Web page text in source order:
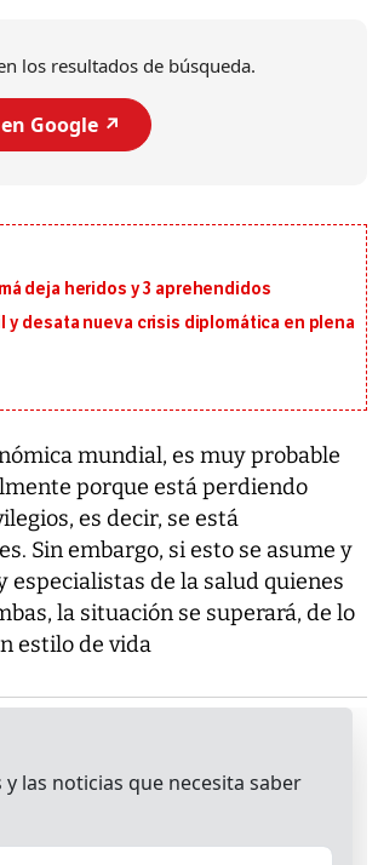
los resultados de búsqueda.
Google ↗️
deja heridos y 3 aprehendidos
y desata nueva crisis diplomática en plena
mundial, es muy probable
porque está perdiendo
es decir, se está
Sin embargo, si esto se asume y
especialistas de la salud quienes
la situación se superará, de lo
estilo de vida
Un fuerte terremoto de magnitud
7,1 se registró este martes 28 de